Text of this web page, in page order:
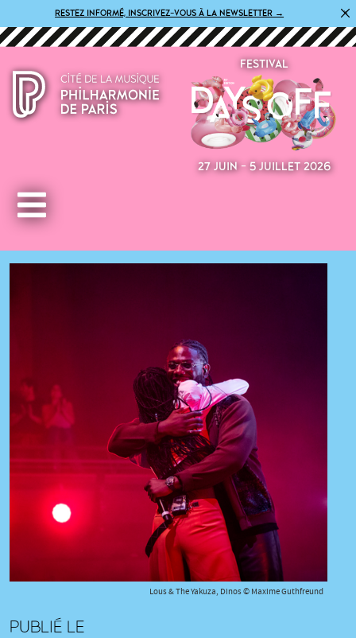
RESTEZ INFORMÉ, INSCRIVEZ-VOUS À LA NEWSLETTER → ×
FESTIVAL
27 JUIN - 5 JUILLET 2026
Lous & The Yakuza, Dinos © Maxime Guthfreund
PUBLIÉ LE